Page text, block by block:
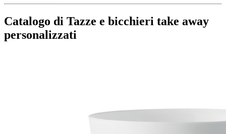
Catalogo di Tazze e bicchieri take away
personalizzati